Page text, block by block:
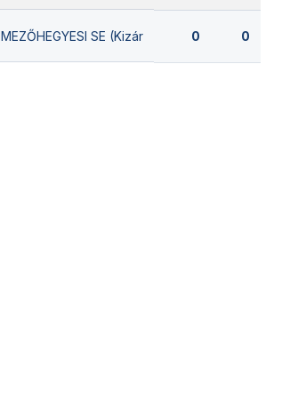
MEZŐHEGYESI SE (Kizárva) 0 0